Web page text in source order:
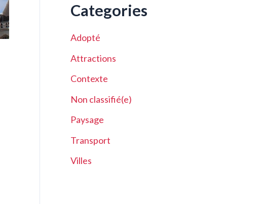
Categories
Adopté
Attractions
Contexte
Non classifié(e)
Paysage
Transport
Villes